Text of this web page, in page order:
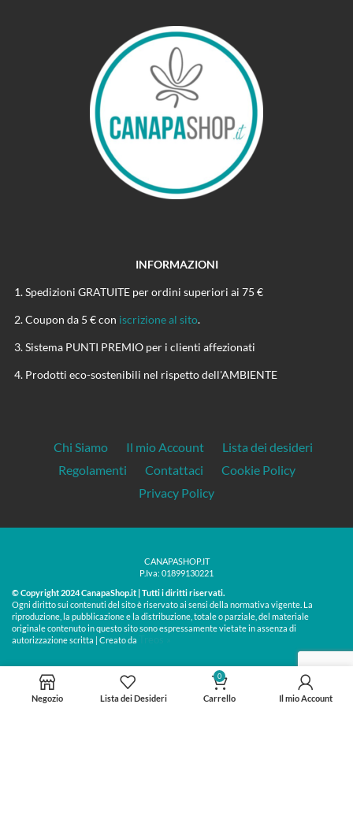
INFORMAZIONI
Spedizioni GRATUITE per ordini superiori ai 75 €
Coupon da 5 € con iscrizione al sito.
Sistema PUNTI PREMIO per i clienti affezionati
Prodotti eco-sostenibili nel rispetto dell'AMBIENTE
Chi Siamo Il mio Account
Lista dei desideri
Regolamenti
Contattaci
Cookie Policy
Privacy Policy
CANAPASHOP.IT
P.Iva: 01899130221
© Copyright 2024 CanapaShop.it | Tutti i diritti riservati.
Ogni diritto sui contenuti del sito è riservato ai sensi della normativa vigente. La
riproduzione, la pubblicazione e la distribuzione, totale o parziale, del materiale
originale contenuto in questo sito sono espressamente vietate in assenza di
autorizzazione scritta | Creato da
Negozio Lista dei Desideri
0
Carrello Il mio Account